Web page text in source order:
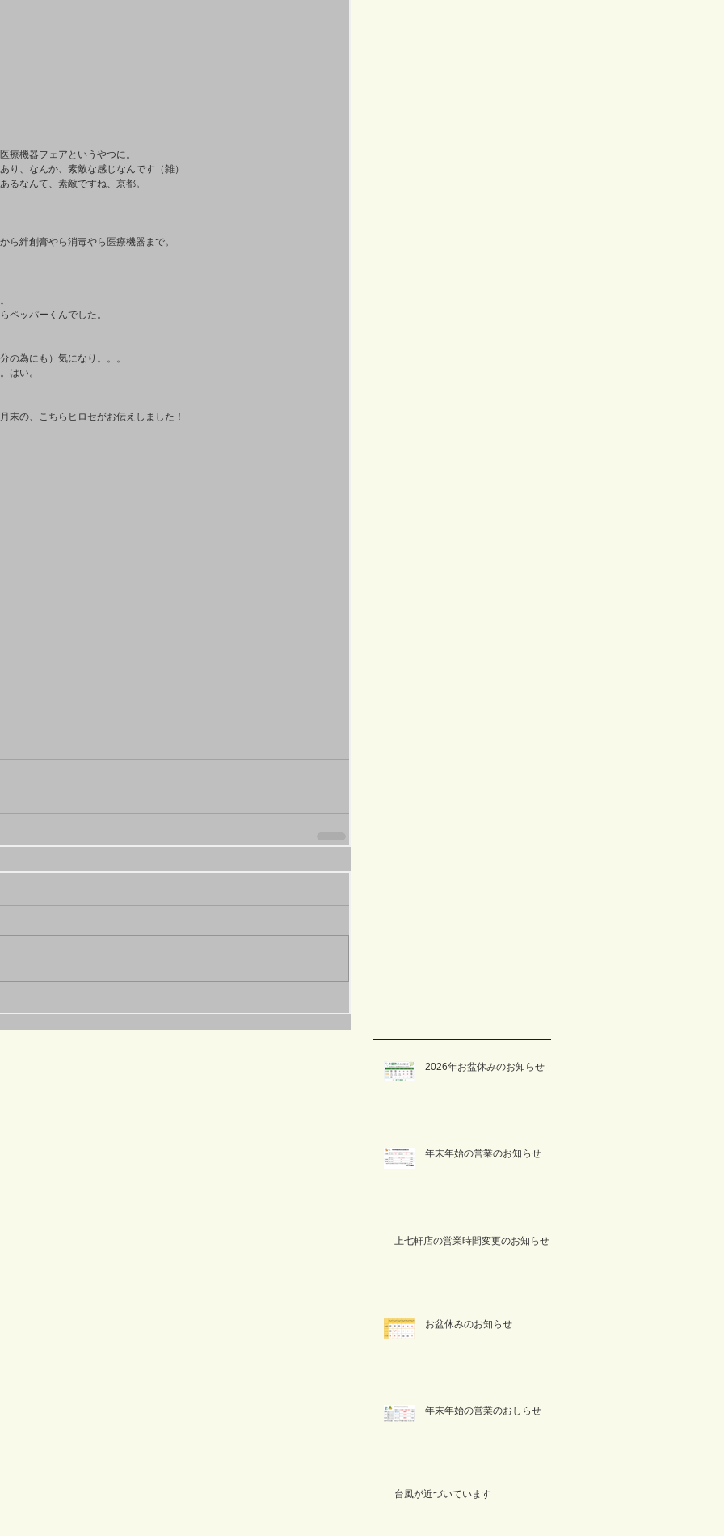
療機器フェアというやつに。
り、なんか、素敵な感じなんです（雑）
るなんて、素敵ですね、京都。
ら絆創膏やら消毒やら医療機器まで。
ペッパーくんでした。
の為にも）気になり。。。
はい。
末の、こちらヒロセがお伝えしました！
2026年お盆休みのお知らせ
年末年始の営業のお知らせ
上七軒店の営業時間変更のお知らせ
お盆休みのお知らせ
年末年始の営業のおしらせ
台風が近づいています